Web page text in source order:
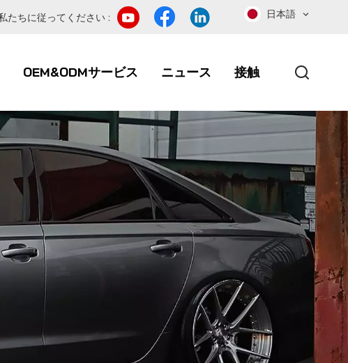
日本語
たちに従ってください :
OEM&ODMサービス ニュース 接触